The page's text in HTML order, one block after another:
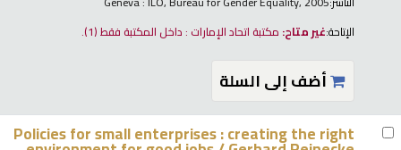
الإتاحة:غير متاح: مكتبة اتحاد الإمارات : داخل المكتبة فقط(1).
أضف إلى السلة
Policies for small enterprises : creating the right